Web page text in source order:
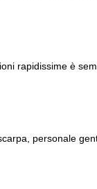
rapidissime è
personale